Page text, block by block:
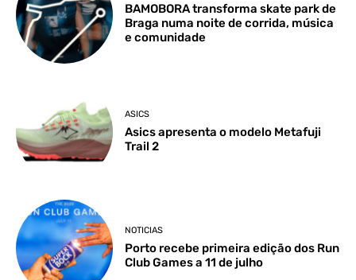
BAMOBORA transforma skate park de
Braga numa noite de corrida, música
e comunidade
ASICS
Asics apresenta o modelo Metafuji
Trail 2
NOTICIAS
Porto recebe primeira edição dos Run
Club Games a 11 de julho